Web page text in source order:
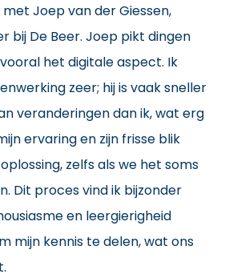
Joep van der Giessen,
bij De Beer. Joep pikt dingen
het digitale aspect. Ik
zeer; hij is vaak sneller
veranderingen dan ik, wat erg
ervaring en zijn frisse blik
zelfs als we het soms
Dit proces vind ik bijzonder
en leergierigheid
mijn kennis te delen, wat ons